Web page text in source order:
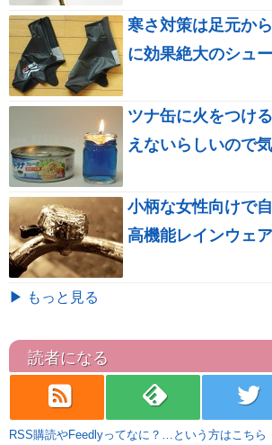
寒さ対策は足元か
に効果絶大のシュ
ツナ缶に火をつけ
えないらしいので
小柄な女性向けで
高機能レインウェ
▶ もっと見る
読者になる
rss feedly twitter
RSS購読やFeedlyってなに？…という方はこちら